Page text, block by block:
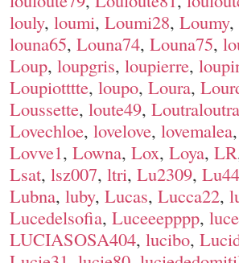
louly, loumi, Loumi28, Loumy,
louna65, Louna74, Louna75,
Loup, loupgris, loupierre,
Loupiotttte, loupo, Loura,
Loussette, loute49, Loutraloutra
Lovechloe, lovelove, lovemalea,
Lovve1, Lowna, Lox, Loya, LR
Lsat, lsz007, ltri, Lu2309,
Lubna, luby, Lucas, Lucca22,
Lucedelsofia, Luceeepppp,
LUCIASOSA404, lucibo,